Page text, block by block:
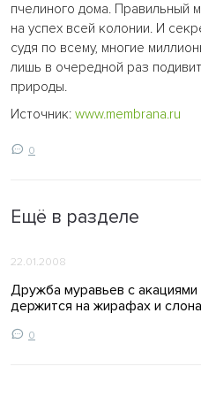
пчелиного дома. Правильный
на успех всей колонии. И
судя по всему, многие
лишь в очередной раз
природы.
Источник: www.membrana.ru
0
Ещё в разделе
22.01.2008
Дружба муравьев с акациями
держится на жирафах и
0